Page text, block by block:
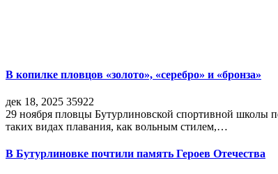
В копилке пловцов «золото», «серебро» и «бронза»
дек 18, 2025 35922
29 ноября пловцы Бутурлиновской спортивной школы
таких видах плавания, как вольным стилем,…
В Бутурлиновке почтили память Героев Отечества